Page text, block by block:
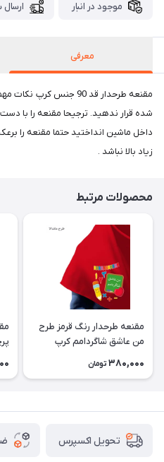
موجود در انبار ارسال
معرفی
مقنعه طرحدار قد 90 جنس
شده قرار ندهید. ترجیحا مقنعه را با دست
داخل ماشین انداختید حتما مقنعه را
زیاد بالا نباشد .
محصولات مرتبط
مقنعه طرحدار رنگ قرمز طرح
من عاشق شاگردامم کرپ
380,000 تومان
تحویل اکسپرس